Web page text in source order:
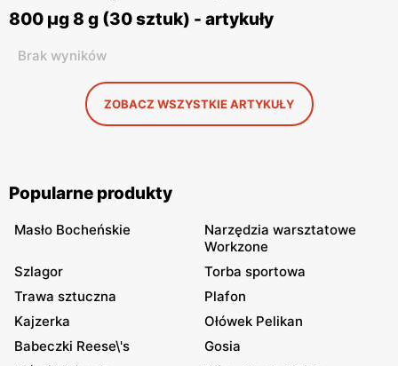
800 μg 8 g (30 sztuk) - artykuły
Brak wyników
ZOBACZ WSZYSTKIE ARTYKUŁY
Popularne produkty
Masło Bocheńskie
Narzędzia warsztatowe
Workzone
Szlagor
Torba sportowa
Trawa sztuczna
Plafon
Kajzerka
Ołówek Pelikan
Babeczki Reese\'s
Gosia